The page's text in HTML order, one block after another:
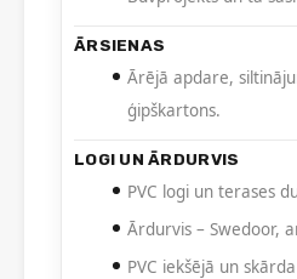
ĀRSIENAS
Ārējā apdare,
ģipškartons.
LOGI UN ĀRDURVIS
PVC logi un terases
Ārdurvis – Swedoor,
PVC iekšējā un